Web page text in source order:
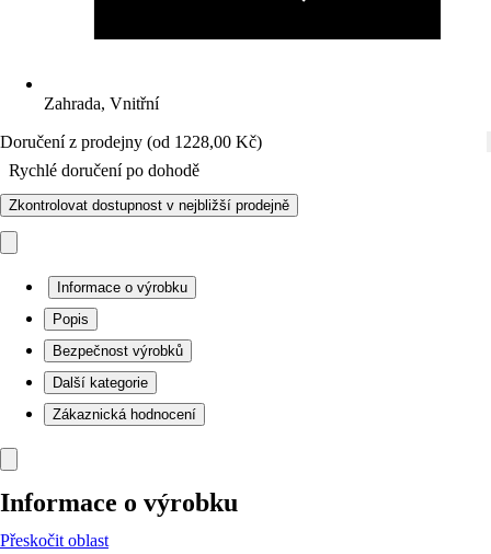
Zahrada, Vnitřní
Doručení z prodejny (od 1228,00 Kč)
Rychlé doručení po dohodě
Zkontrolovat dostupnost v nejbližší prodejně
Informace o výrobku
Popis
Bezpečnost výrobků
Další kategorie
Zákaznická hodnocení
Informace o výrobku
Přeskočit oblast